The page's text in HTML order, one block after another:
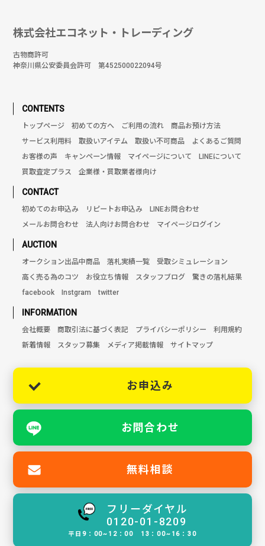
株式会社エコネット・トレーディング
古物商許可
神奈川県公安委員会許可 第452500022094号
CONTENTS
トップページ 初めての方へ ご利用の流れ
商品お預け方法
サービス利用料
取扱いアイテム 取扱い不可商品
よくあるご質問
お客様の声
キャンペーン情報 マイページについて
LINEについて
買取査定プラス
企業様・買取業者様向け
CONTACT
初めてのお申込み リピートお申込み
LINEお問合わせ
メールお問合わせ
法人向けお問合わせ マイページログイン
AUCTION
オークション出品中商品 落札実績一覧
受取シミュレーション
高く売る為のコツ
お役立ち情報 スタッフブログ
驚きの落札結果
facebook
Instgram twitter
INFORMATION
会社概要 商取引法に基づく表記 プライバシーポリシー
利用規約
新着情報
スタッフ募集 メディア掲載情報 サイトマップ
お申込み
お問合わせ
無料相談
フリーダイヤル
0120-01-8209
平日9：00~12：00 13：00~16：30